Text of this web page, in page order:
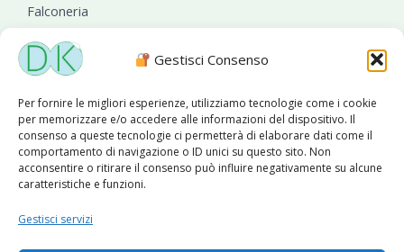
Gestisci Consenso
Per fornire le migliori esperienze, utilizziamo tecnologie come i cookie
per memorizzare e/o accedere alle informazioni del dispositivo. Il
consenso a queste tecnologie ci permetterà di elaborare dati come il
comportamento di navigazione o ID unici su questo sito. Non
acconsentire o ritirare il consenso può influire negativamente su alcune
caratteristiche e funzioni.
Gestisci servizi
Falconeria
Sanificazioni ambientali